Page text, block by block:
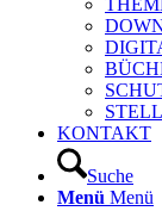
KONTAKT
Suche
Menü Menü